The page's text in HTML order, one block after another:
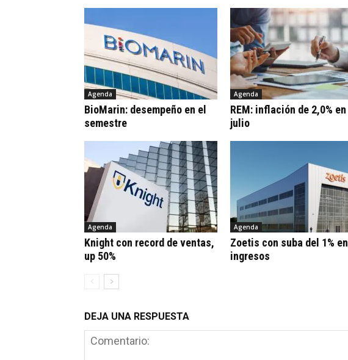
Agenda
BioMarin: desempeño en el
semestre
Agenda
REM: inflación de 2,0% en
julio
Agenda
Knight con record de ventas,
up 50%
Agenda
Zoetis con suba del 1% en
ingresos
DEJA UNA RESPUESTA